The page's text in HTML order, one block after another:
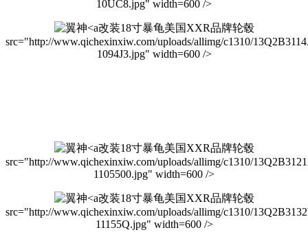
10UC8.jpg" width=600 />
改装18寸暴龟美国XXR品牌轮毂
src="http://www.qichexinxiw.com/uploads/allimg/c1310/
1094J3.jpg" width=600 />
改装18寸暴龟美国XXR品牌轮毂
src="http://www.qichexinxiw.com/uploads/allimg/c1310/
1105500.jpg" width=600 />
改装18寸暴龟美国XXR品牌轮毂
src="http://www.qichexinxiw.com/uploads/allimg/c1310/
11155Q.jpg" width=600 />